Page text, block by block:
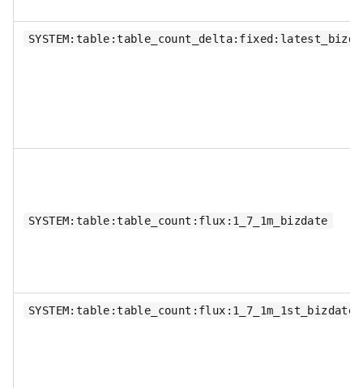
SYSTEM:table:table_count:flux:1_7_1m_bizdate
SYSTEM:table:table_count:flux:1_7_1m_1st_bizdate